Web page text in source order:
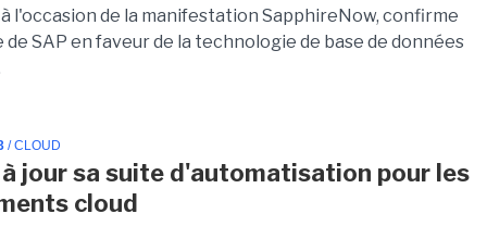
l'occasion de la manifestation SapphireNow, confirme
SAP en faveur de la technologie de base de données
/ CLOUD
jour sa suite d'automatisation pour les
cloud